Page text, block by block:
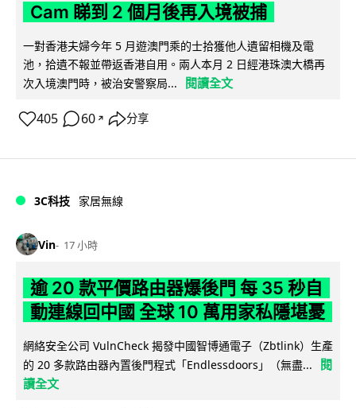
Cam 睇到 2 個月後再入境被捕
一對香港夫婦今年 5 月遊澳門乘的士拾獲他人遺留相機及電
池，拾遺不報並帶返香港自用。兩人本月 2 日經港珠澳大橋再
次入境澳門時，被治安警察局...
閱讀全文
405 60 ↗ 分享
3C科技 家居無線
Vin 17 小時
逾 20 款平價路由器爆後門 每 35 秒自
動連線回中國 全球 10 萬用家私隱堪憂
網絡安全公司 VulnCheck 揭發中國智博通電子（Zbtlink）生產
的 20 多款路由器內置後門程式「Endlessdoors」（無盡...
閱
讀全文